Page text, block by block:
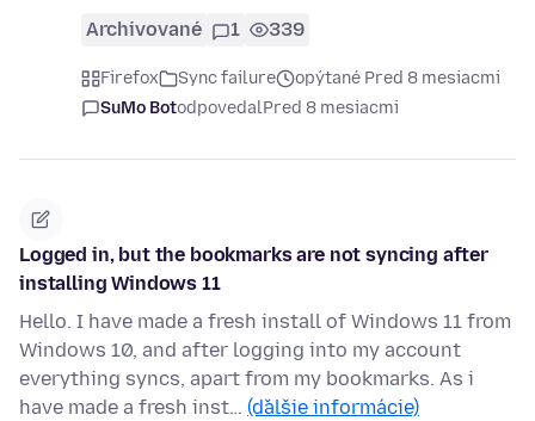
Archivované 1 339
Firefox Sync failure
opýtané Pred 8 mesiacmi
SuMo BotodpovedalPred 8 mesiacmi
Logged in, but the bookmarks are not syncing after
installing Windows 11
Hello. I have made a fresh install of Windows 11 from
Windows 10, and after logging into my account
everything syncs, apart from my bookmarks. As i
have made a fresh inst… (ďalšie informácie)